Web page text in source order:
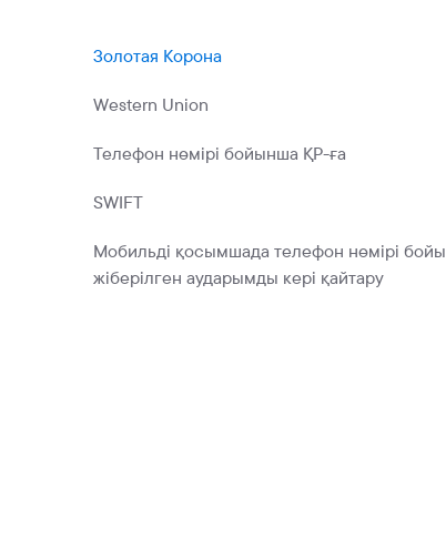
Бонустық бағдарлама
Золотая Корона
Western Union
Телефон нөмірі бойынша ҚР-ға
SWIFT
Мобильді қосымшада телефон нөмірі
жіберілген аударымды кері қайтару